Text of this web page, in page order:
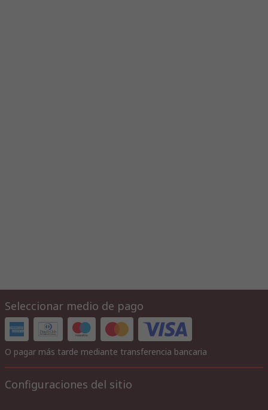
Seleccionar medio de pago
O pagar más tarde mediante transferencia bancaria
Configuraciones del sitio